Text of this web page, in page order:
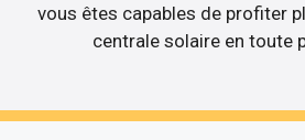
vous êtes capables de profiter
centrale solaire en toute